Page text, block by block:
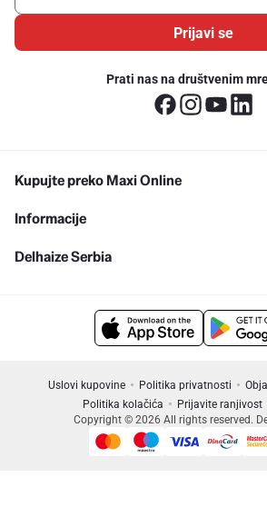
Prijavi se
Prati nas na društvenim
Kupujte preko Maxi Online
Informacije
Delhaize Serbia
Uslovi kupovine Politika privatnosti
Politika kolačića
Prijavite ranjivost
Copyright © 2026 All rights reserved.